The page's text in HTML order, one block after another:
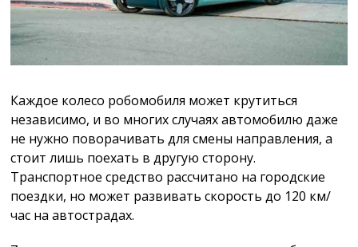
Каждое колесо робомобиля может крутиться
независимо, и во многих случаях автомобилю даже
не нужно поворачивать для смены направления, а
стоит лишь поехать в другую сторону.
Транспортное средство рассчитано на городские
поездки, но может развивать скорость до 120 км/
час на автострадах.